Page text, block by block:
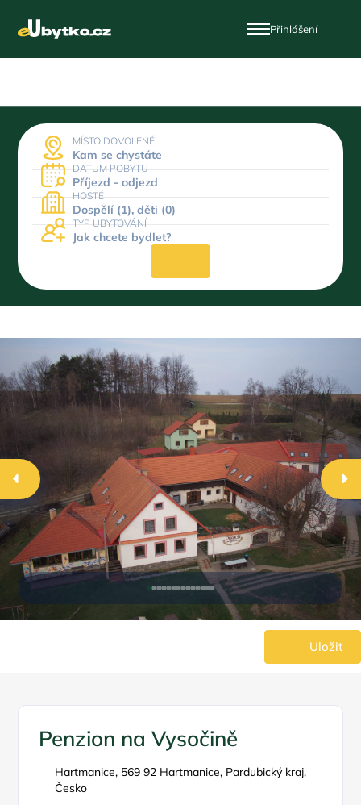
Přihlášení
MÍSTO DOVOLENÉ
Kam se chystáte
DATUM POBYTU
Příjezd - odjezd
HOSTÉ
Dospělí (1), děti (0)
TYP UBYTOVÁNÍ
Jak chcete bydlet?
Uložit
Penzion na Vysočině
Hartmanice, 569 92 Hartmanice, Pardubický kraj,
Česko